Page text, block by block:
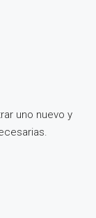
uno nuevo y